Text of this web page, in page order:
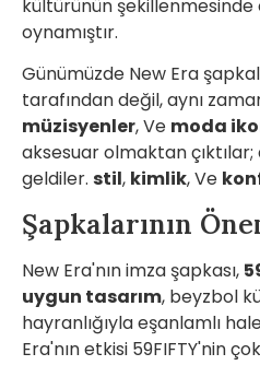
kültürünün
oynamıştır.
Günümüzde New Era
tarafından değil, aynı
müzisyenler, Ve moda
aksesuar olmaktan
geldiler. stil, kimlik, Ve
Şapkalarının
New Era'nın imza şapkası,
uygun tasarım, beyzbol
hayranlığıyla eşanlamlı
Era'nın etkisi 59FIFTY'nin